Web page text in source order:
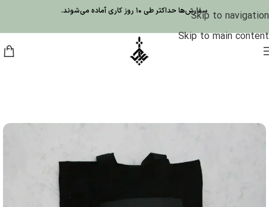
Skip to navigation
Skip to main content
سفارش‌ها حداکثر طی 10 روز کاری آماده می‌شوند.